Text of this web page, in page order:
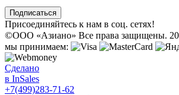
Подписаться
Присоединяйтесь к нам в соц. сетях!
©ООО «Азиано» Все права защищены.
мы принимаем:
Сделано
в InSales
+7(499)283-71-62